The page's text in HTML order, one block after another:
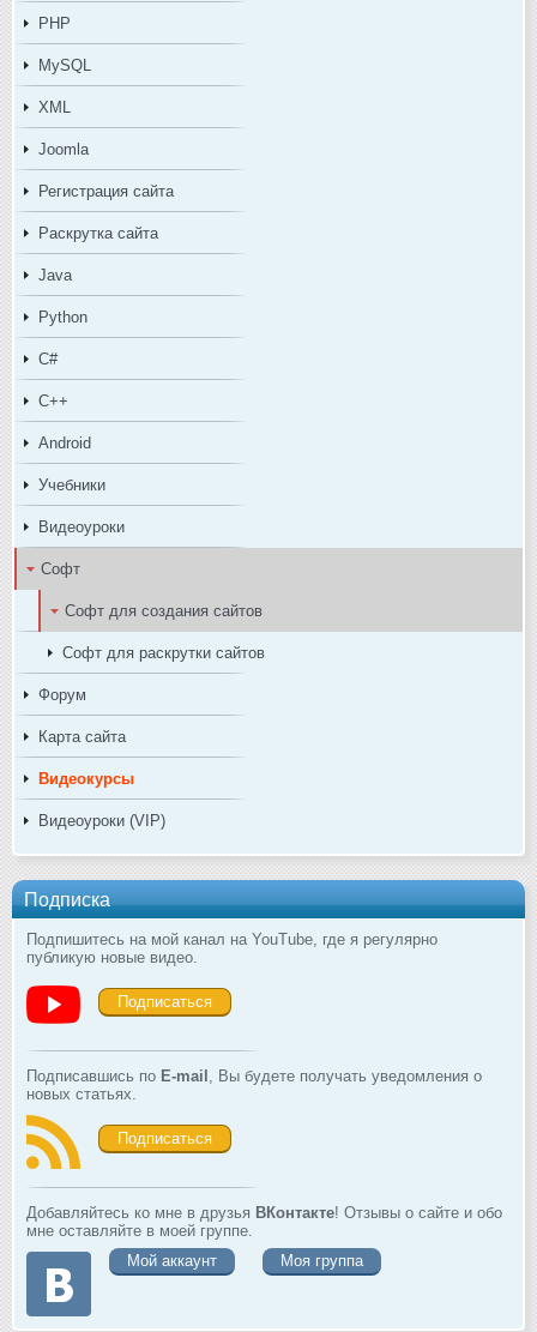
PHP
MySQL
XML
Joomla
Регистрация сайта
Раскрутка сайта
Java
Python
C#
C++
Android
Учебники
Видеоуроки
Софт
Софт для создания сайтов
Софт для раскрутки сайтов
Форум
Карта сайта
Видеокурсы
Видеоуроки (VIP)
Подписка
Подпишитесь на мой канал на YouTube, где я регулярно
публикую новые видео.
Подписаться
Подписавшись по E-mail , Вы будете получать уведомления о
новых статьях.
Подписаться
Добавляйтесь ко мне в друзья ВКонтакте! Отзывы о сайте и обо
мне оставляйте в моей группе.
Мой аккаунт
Моя группа